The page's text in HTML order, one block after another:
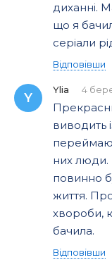
диханні.
що я
серіали
Відповівши
Y
Ylia 4
виводить
них люди.
повинно
життя.
хвороби,
бачила.
Відповівши